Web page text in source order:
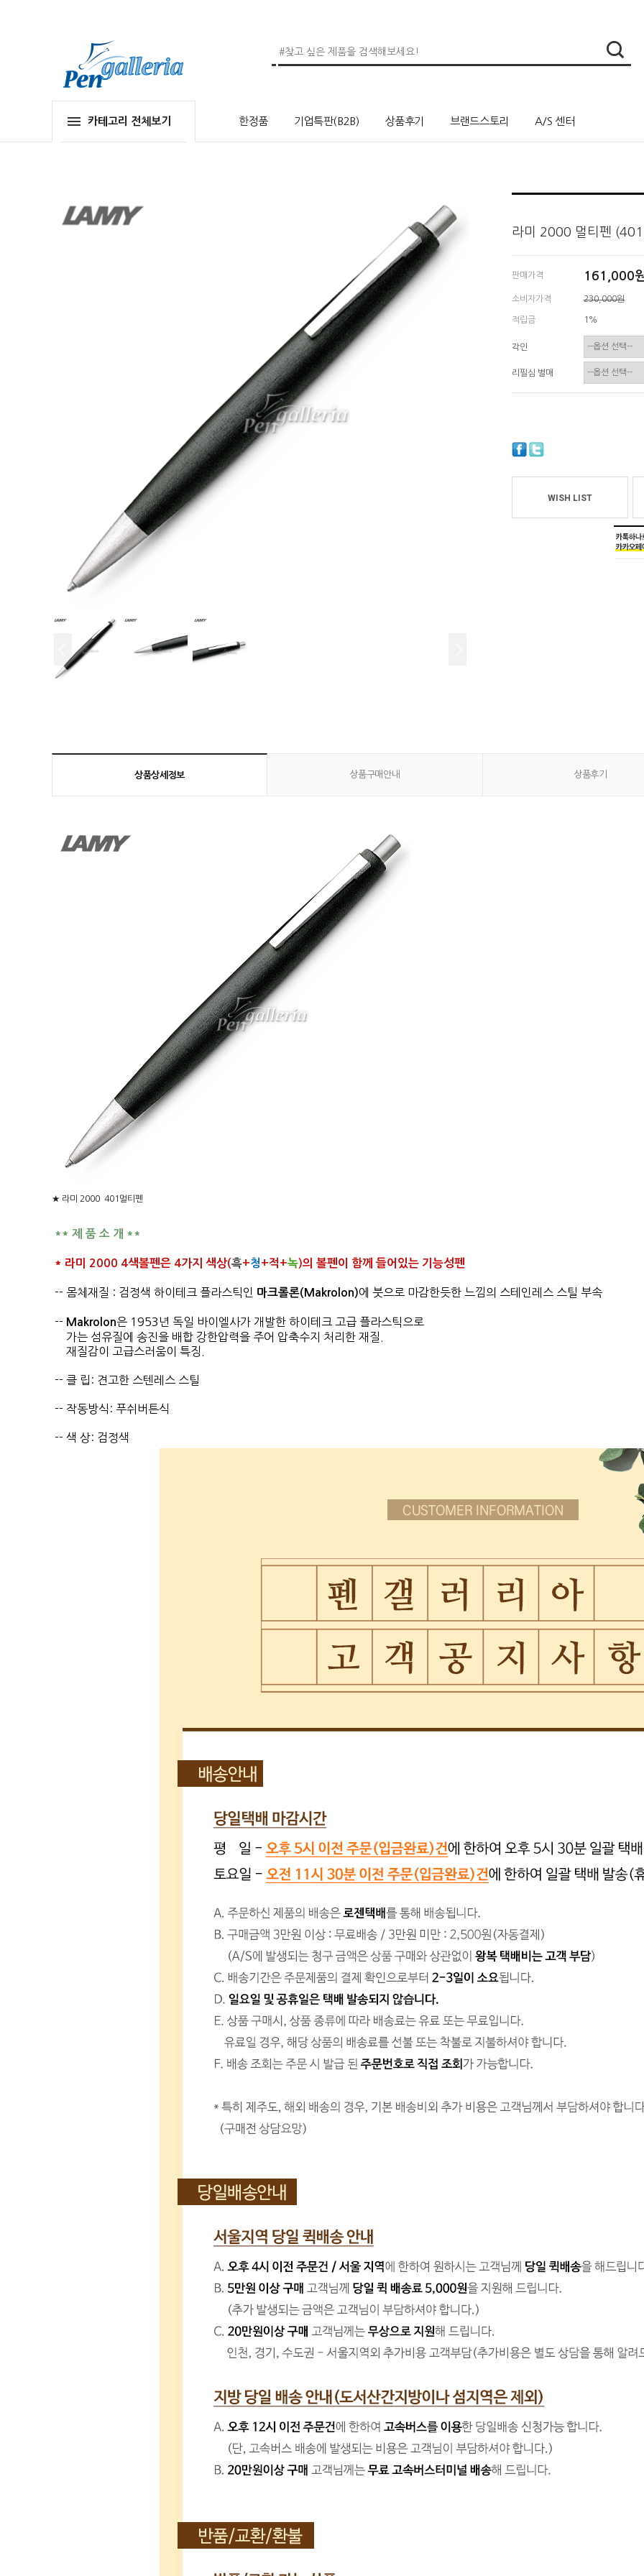
카테고리 전체보기 한정품 기업특판(B2B) 상품후기 브랜드스토리 A/S 센터
라미 2000 멀티펜
판매가격 161,000
소비자가격 230,000원
적립금 1%
각인
리필심 별매
WISH LIST
상품상세정보 상품구매안내 상품후기
★ 라미 2000 401멀티펜
** 제 품 소 개 **
* 라미 2000 4색볼펜은 4가지 색상(흑+청 +적+녹)의 볼펜이 함께 들어있는 기능성펜
-- 몸체재질 : 검정색 하이테크 플라스틱인 마크롤론(Makrolon)에 붓으로 마감한듯한 느낌의 스테인레스 스틸 부속
-- Makrolon은 1953년 독일 바이엘사가 개발한 하이테크 고급 플라스틱으로
가는 섬유질에 송진을 배합 강한압력을 주어 압축수지 처리한 재질.
재질감이 고급스러움이 특징.
-- 클 립: 견고한 스텐레스 스틸
-- 작동방식: 푸쉬버튼식
-- 색 상: 검정색